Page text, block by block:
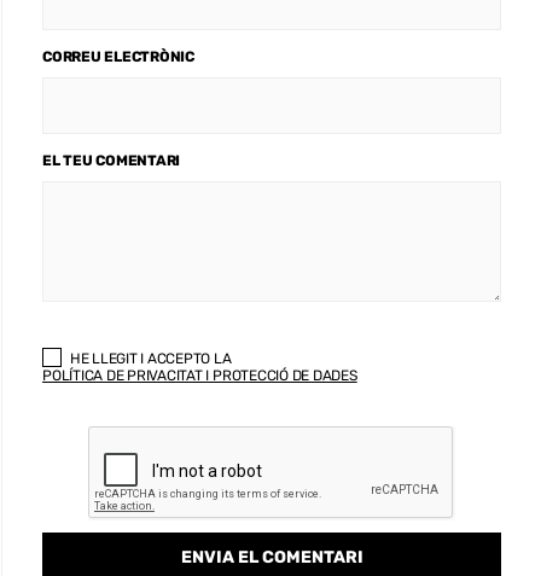
CORREU ELECTRÒNIC
EL TEU COMENTARI
HE LLEGIT I ACCEPTO LA
POLÍTICA DE PRIVACITAT I PROTECCIÓ DE DADES